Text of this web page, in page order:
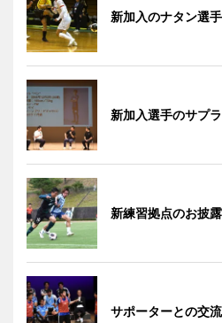
新加入のナタン選手
新加入選手のサプ
新練習拠点のお披
サポーターとの交